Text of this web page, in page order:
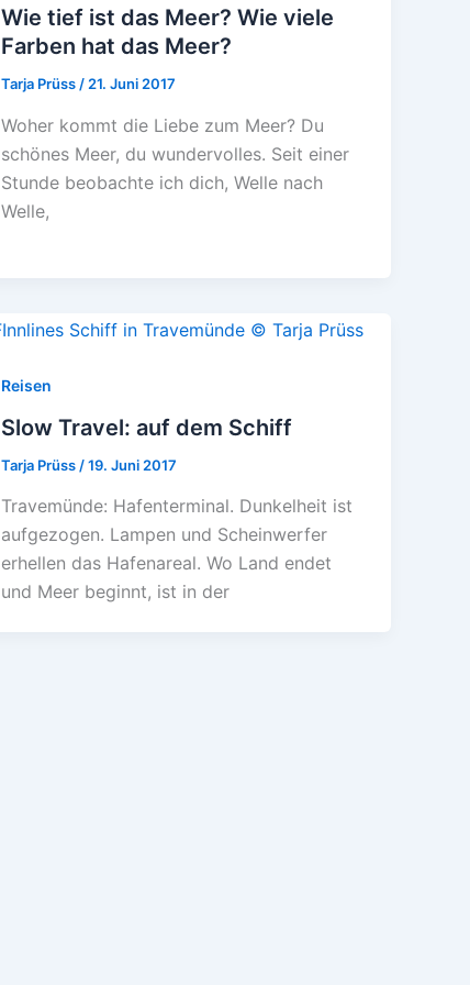
Wie tief ist das Meer? Wie viele
Farben hat das Meer?
Tarja Prüss/21. Juni 2017
Woher kommt die Liebe zum Meer? Du
schönes Meer, du wundervolles. Seit einer
Stunde beobachte ich dich, Welle nach
Welle,
Reisen
Slow Travel: auf dem Schiff
Tarja Prüss /19. Juni 2017
​Travemünde: Hafenterminal. Dunkelheit ist
aufgezogen. Lampen und Scheinwerfer
erhellen das Hafenareal. Wo Land endet
und Meer beginnt, ist in der